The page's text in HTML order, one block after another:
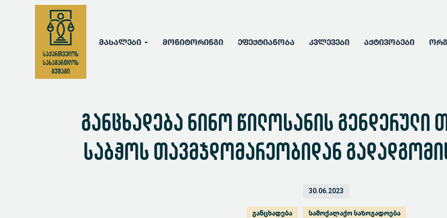
მასალები მონიტორინგი ეფექტიანობა კვლევები აქტივობები
განცხადება ნინო წილოსანის გენდერული
საბჭოს თავმჯდომარეობიდან
30.06.2023
განცხადება სამოქალაქო საზოგადოება